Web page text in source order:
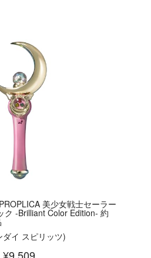
美少女戦士セーラー
ク -Brilliant Color Edition- 約
ダイ スピリッツ)